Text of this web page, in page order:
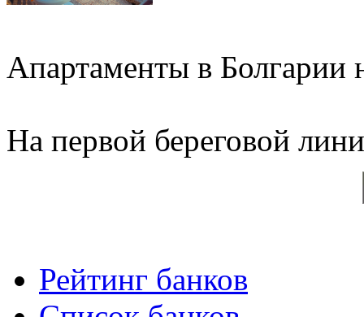
Апартаменты в Болгарии
На первой береговой
Рейтинг банков